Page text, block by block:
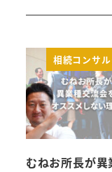
相続コンサ
むねお所長が異